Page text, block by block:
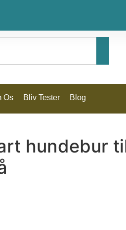
Os Bliv Tester Blog
hundebur